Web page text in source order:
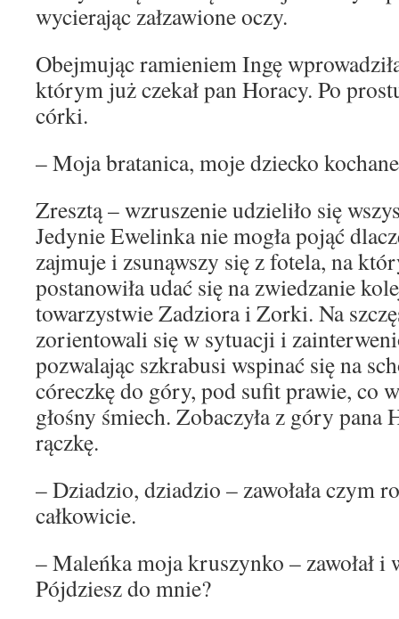
wycierając załzawione oczy.
Obejmując ramieniem Ingę
którym już czekał pan Horacy. Po
córki.
– Moja bratanica, moje dziecko
Zresztą – wzruszenie udzieliło się
Jedynie Ewelinka nie mogła pojąć
zajmuje i zsunąwszy się z fotela, na
postanowiła udać się na zwiedzanie
towarzystwie Zadziora i Zorki. Na
zorientowali się w sytuacji i
pozwalając szkrabusi wspinać się na
córeczkę do góry, pod sufit prawie, co
głośny śmiech. Zobaczyła z góry pana
rączkę.
– Dziadzio, dziadzio – zawołała czym
całkowicie.
– Maleńka moja kruszynko – zawołał i
Pójdziesz do mnie?